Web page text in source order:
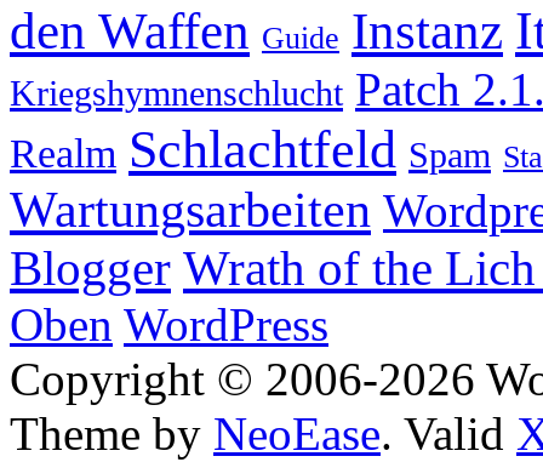
den Waffen Guide Instanz
Kriegshymnenschlucht Patch
Realm Schlachtfeld Spam
Wartungsarbeiten
Blogger Wrath of the
Oben WordPress
Copyright © 2006-2026
Theme by NeoEase. Valid